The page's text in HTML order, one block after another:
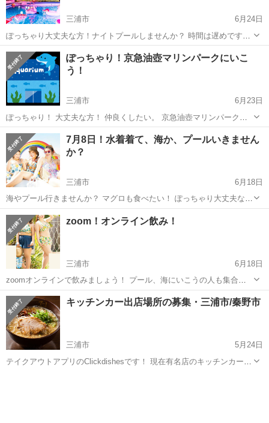
三浦市
6月24日
ぽっちゃり大丈夫な方！ナイトプールしませんか？ 時間は遅めです💦
20時から開始しようと思いますがお店探し中です💦あとはレンタルス
ペース借りるかも考えたりはしてます。 既婚者、ビジネス、勧誘、宗
教、はお引き取りください。
神奈川 三浦市 ぽっちゃり
ぽっちゃり！京急油壺マリンパークにいこ
う！
三浦市
6月23日
ぽっちゃり！ 大丈夫な方！ 仲良くしたい。 京急油壺マリンパークに
いこう！ お昼は、マグロ食べに行きます！ 夕方は海で遊びましょう！
時間:10:00〜20:00時まで 集合場所:三崎口駅に集合。 人数:...
神奈川 三浦市 その他 コロナ
7月8日！水着着て、海か、プールいきません
か？
三浦市
6月18日
海やプール行きませんか？ マグロも食べたい！ ぽっちゃり大丈夫な
方！ 日程:7月8日 時間:12:00〜20:00まで 既婚者、ビジネス、勧誘、宗
教、勧誘、お引き取りください。
神奈川 三浦市 オンライン
zoom！オンライン飲み！
三浦市
6月18日
zoomオンラインで飲みましょう！ プール、海にいこうの人も集合で
す！ ここで顔合わせしましょう！ 時間:23時から 既婚者、ビジネス、
勧誘、宗教お引き取りください。
神奈川 三浦市 その他 オンライン
キッチンカー出店場所の募集・三浦市/秦野市
三浦市
5月24日
テイクアウトアプリのClickdishesです！ 現在有名店のキッチンカーや